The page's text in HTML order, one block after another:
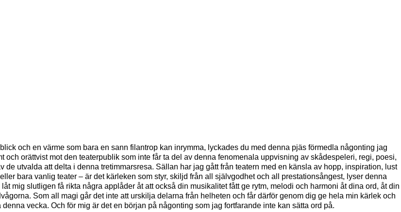
och en värme som bara en sann filantrop kan inrymma, lyckades du med denna pjäs förmedla någonting jag
och orättvist mot den teaterpublik som inte får ta del av denna fenomenala uppvisning av skådespeleri, regi, poesi,
utvalda att delta i denna tretimmarsresa. Sällan har jag gått från teatern med en känsla av hopp, inspiration, lust
bara vanlig teater – är det kärleken som styr, skiljd från all självgodhet och all prestationsångest, lyser denna
mig slutligen få rikta några applåder åt att också din musikalitet fått ge rytm, melodi och harmoni åt dina ord, åt din
Som all magi går det inte att urskilja delarna från helheten och får därför genom dig ge hela min kärlek och
vecka. Och för mig är det en början på någonting som jag fortfarande inte kan sätta ord på.